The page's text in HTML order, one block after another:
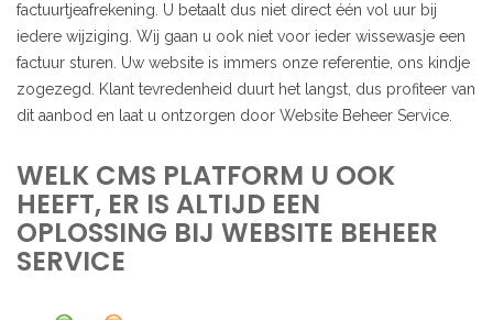
factuurtjeafrekening. U betaalt dus niet direct één vol uur bij
iedere wijziging. Wij gaan u ook niet voor ieder wissewasje een
factuur sturen. Uw website is immers onze referentie, ons kindje
zogezegd. Klant tevredenheid duurt het langst, dus profiteer van
dit aanbod en laat u ontzorgen door Website Beheer Service.
WELK CMS PLATFORM U OOK
HEEFT, ER IS ALTIJD EEN
OPLOSSING BIJ WEBSITE BEHEER
SERVICE